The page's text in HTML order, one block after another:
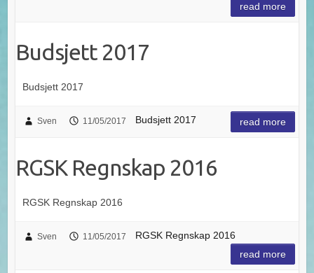
read more
Budsjett 2017
Budsjett 2017
Sven 11/05/2017 Budsjett 2017 read more
RGSK Regnskap 2016
RGSK Regnskap 2016
Sven 11/05/2017
RGSK Regnskap 2016
read more